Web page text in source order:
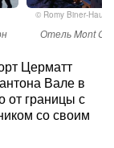
© Romy Biner-Hauser
Отель Mont
Церматт
Вале в
от границы с
со своим